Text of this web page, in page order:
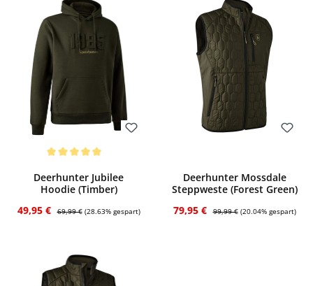
Deerhunter Jubilee
Hoodie (Timber)
Verkaufspreis:
49,95 € Regulärer Preis:
69,99 € (28.63% gespart)
Deerhunter Mossdale
Steppweste (Forest Green)
Verkaufspreis:
79,95 € Regulärer Preis:
99,99 € (20.04% gespart)